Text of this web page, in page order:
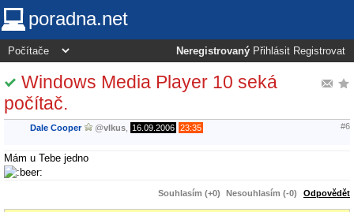
poradna.net
Neregistrovaný Přihlásit Registrovat
Windows Media Player 10 seká
počítač.
Dale Cooper @vlkus 16.09.2006 23:35 #6
Mám u Tebe jedno
Souhlasím (+0) Nesouhlasím (-0) Odpovědět